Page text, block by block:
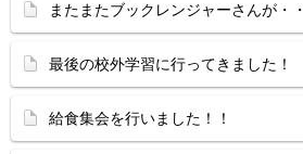
またまたブックレンジャーさんが・
最後の校外学習に行ってきました！
給食集会を行いました！！